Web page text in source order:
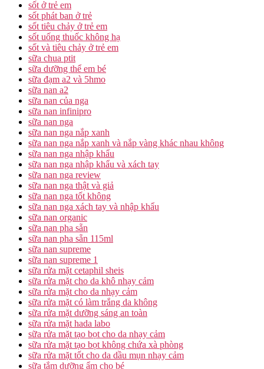
sốt ở trẻ em
sốt phát ban ở trẻ
sốt tiêu chảy ở trẻ em
sốt uống thuốc không hạ
sốt và tiêu chảy ở trẻ em
sữa chua ptit
sữa dưỡng thể em bé
sữa đạm a2 và 5hmo
sữa nan a2
sữa nan của nga
sữa nan infinipro
sữa nan nga
sữa nan nga nắp xanh
sữa nan nga nắp xanh và nắp vàng khác nhau không
sữa nan nga nhập khẩu
sữa nan nga nhập khẩu và xách tay
sữa nan nga review
sữa nan nga thật và giả
sữa nan nga tốt không
sữa nan nga xách tay và nhập khẩu
sữa nan organic
sữa nan pha sẵn
sữa nan pha sẵn 115ml
sữa nan supreme
sữa nan supreme 1
sữa rửa mặt cetaphil sheis
sữa rửa mặt cho da khô nhạy cảm
sữa rửa mặt cho da nhạy cảm
sữa rửa mặt có làm trắng da không
sữa rửa mặt dưỡng sáng an toàn
sữa rửa mặt hada labo
sữa rửa mặt tạo bọt cho da nhạy cảm
sữa rửa mặt tạo bọt không chứa xà phòng
sữa rửa mặt tốt cho da dầu mụn nhạy cảm
sữa tắm dưỡng ẩm cho bé